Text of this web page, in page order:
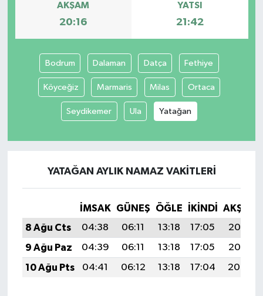
AKŞAM
20:16
YATSI
21:42
Bodrum Dalaman Datça Fethiye
Köyceğiz Marmaris Milas Ortaca
Seydikemer Ula Yatağan
YATAĞAN AYLIK NAMAZ VAKITLERI
İMSAK GÜNEŞ ÖĞLE İKINDI
AKŞAM
8 Ağu Cts
04:38 06:11 13:18 17:05
20:16
9 Ağu Paz
04:39 06:11 13:18 17:05
20:15
10 Ağu Pts
04:41 06:12 13:18 17:04 20:14